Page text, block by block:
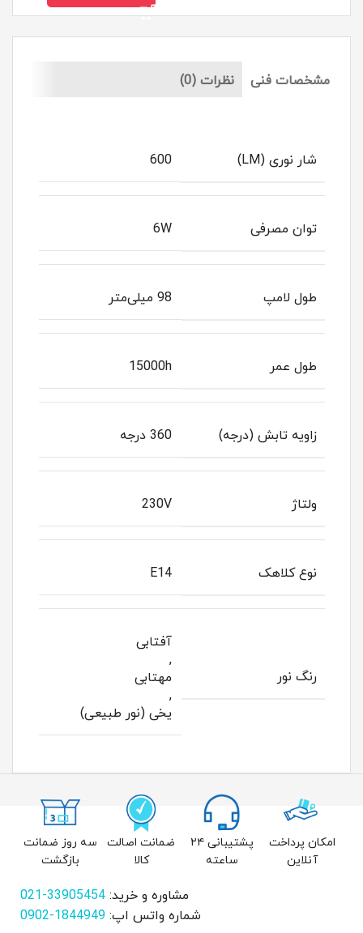
مشخصات فنی نظرات (0)
شار نوری (LM) 600
توان مصرفی 6W
طول لامپ 98 میلی‌متر
طول عمر 15000h
زاویه تابش (درجه) 360 درجه
ولتاژ 230V
نوع کلاهک E14
رنگ نور
آفتابی
,
مهتابی
,
یخی (نور طبیعی)
امکان پرداخت
آنلاین
پشتیبانی ۲۴
ساعته
ضمانت اصالت
کالا
سه روز ضمانت
بازگشت
مشاوره و خرید: 33905454-021
شماره واتس اپ:1844949-0902